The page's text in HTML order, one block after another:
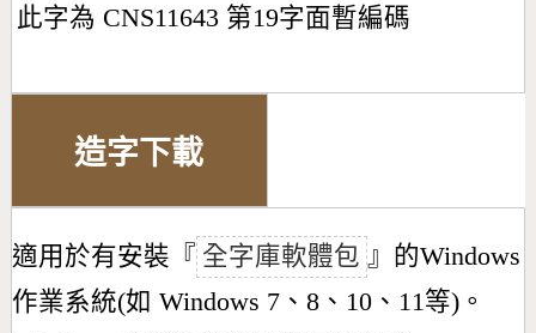
此字為 CNS11643 第19字面暫編碼
造字下載
適用於有安裝『 全字庫軟體包 』的Windows
作業系統(如 Windows 7、8、10、11等)。